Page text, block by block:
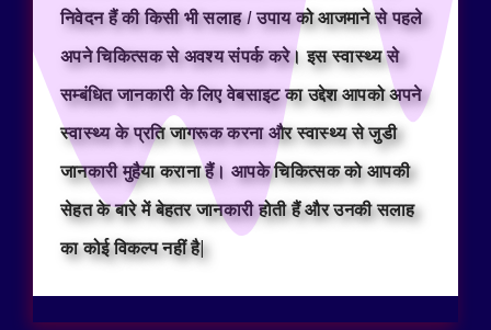
निवेदन हैं की किसी भी सलाह / उपाय को आजमाने से पहले
अपने चिकित्सक से अवश्य संपर्क करे। इस स्वास्थ्य से
सम्बंधित जानकारी के लिए वेबसाइट का उद्देश आपको अपने
स्वास्थ्य के प्रति जागरूक करना और स्वास्थ्य से जुडी
जानकारी मुहैया कराना हैं। आपके चिकित्सक को आपकी
सेहत के बारे में बेहतर जानकारी होती हैं और उनकी सलाह
का कोई विकल्प नहीं है|